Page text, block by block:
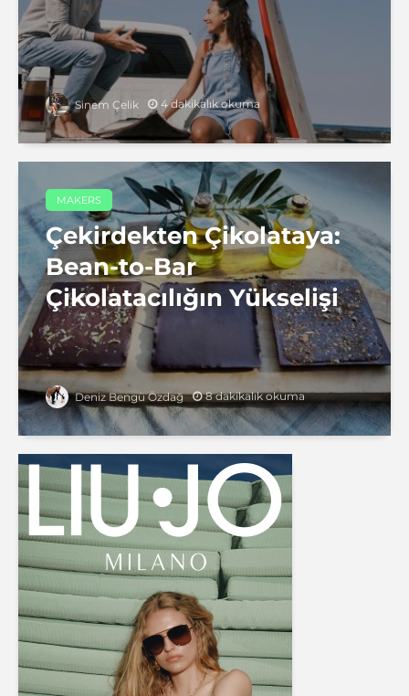
Sinem Çelik 4 dakikalık okuma
MAKERS
Çekirdekten Çikolataya:
Bean-to-Bar
Çikolatacılığın Yükselişi
Deniz Bengü Özdağ 8 dakikalık okuma